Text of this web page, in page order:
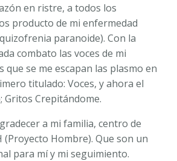
en ristre, a todos los
producto de mi enfermedad
paranoide). Con la
combato las voces de mi
que se me escapan las plasmo en
titulado: Voces, y ahora el
Gritos Crepitándome.
a mi familia, centro de
(Proyecto Hombre). Que son un
para mí y mi seguimiento.